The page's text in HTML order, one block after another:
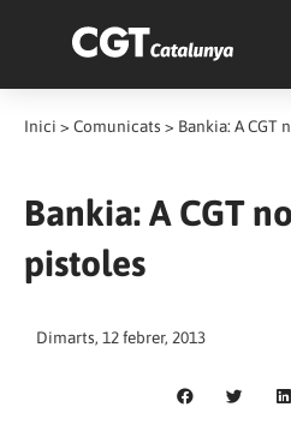
Inici > Comunicats > Bankia: A CGT
Bankia: A CGT
pistoles
Dimarts, 12 febrer, 2013